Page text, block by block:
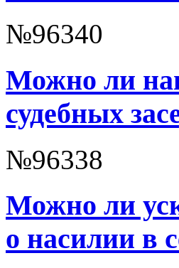
№96340
Можно ли
судебных
№96338
Можно ли
о насилии в